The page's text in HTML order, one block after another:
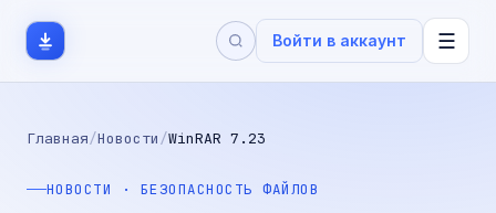
Войти в аккаунт ☰
Главная/Новости/WinRAR 7.23
НОВОСТИ · БЕЗОПАСНОСТЬ ФАЙЛОВ